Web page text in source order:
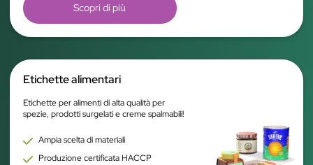
Scopri di più
Etichette alimentari
Etichette per alimenti di alta qualità per
spezie, prodotti surgelati e creme spalmabili!
Ampia scelta di materiali
Produzione certificata HACCP